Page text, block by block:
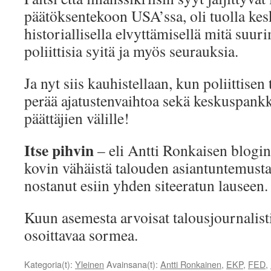
päätöksentekoon USA’ssa, oli tuolla
historiallisella elvyttämisellä mitä
poliittisia syitä ja myös seurauksia.
Ja nyt siis kauhistellaan, kun
perää ajatustenvaihtoa sekä
päättäjien välille!
Itse pihvin– eli Antti Ronkaisen
kovin vähäistä talouden
nostanut esiin yhden siteeratun
Kuun asemesta arvoisat
osoittavaa sormea.
Kategoria(t): Yleinen Avainsana(t): Antti Ronkainen, EKP, FED,